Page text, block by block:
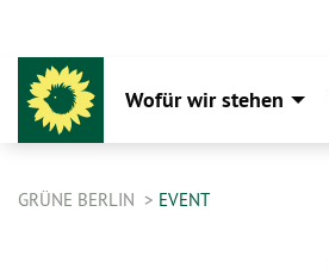
Wofür wir stehen
GRÜNE BERLIN EVENT